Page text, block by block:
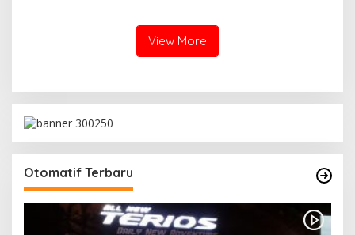
Kampung Sesor
View More
Otomatif Terbaru